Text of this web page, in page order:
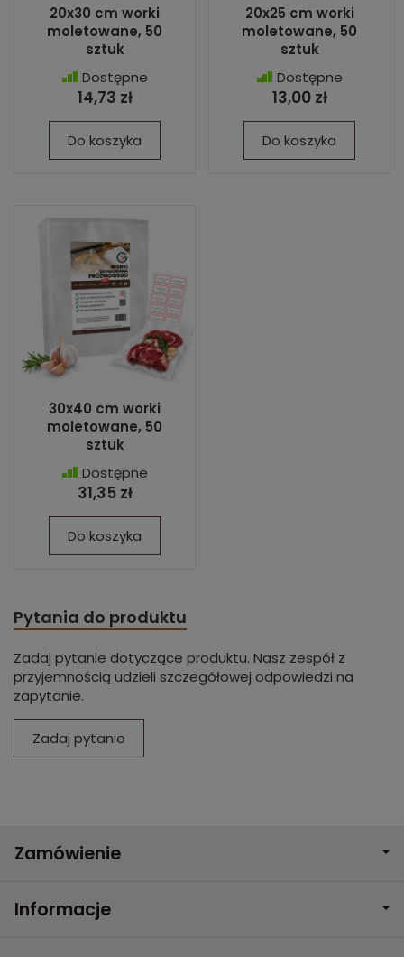
20x30 cm worki
moletowane, 50
sztuk
Dostępne
14,73 zł
Do koszyka
20x25 cm worki
moletowane, 50
sztuk
Dostępne
13,00 zł
Do koszyka
30x40 cm worki
moletowane, 50
sztuk
Dostępne
31,35 zł
Do koszyka
Pytania do produktu
Zadaj pytanie dotyczące produktu. Nasz zespół z
przyjemnością udzieli szczegółowej odpowiedzi na
zapytanie.
Zadaj pytanie
Zamówienie
Informacje